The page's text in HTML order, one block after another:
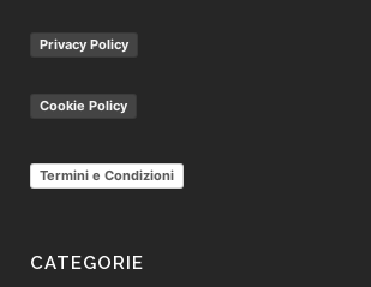
Privacy Policy
Cookie Policy
Termini e Condizioni
CATEGORIE